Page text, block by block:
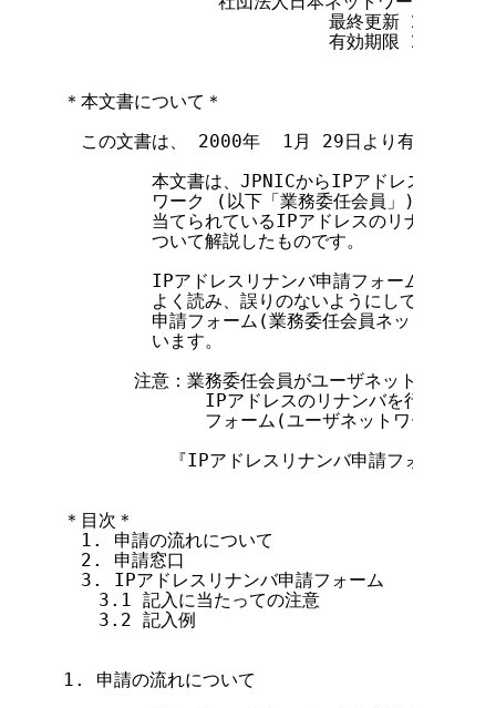
最終更新 2000年
有効期限 2000年
＊本文書について＊
この文書は、 2000年  1月 29日より有効となり
本文書は、JPNICからIPアドレス割り当て
ワーク (以下「業務委任会員」) が、自
当てられているIPアドレスのリナンバを行
        ついて解説したものです。
IPアドレスリナンバ申請フォームの記入に
よく読み、誤りのないようにしてください
申請フォーム(業務委任会員ネットワーク
        います。
注意：業務委任会員がユーザネットワークに対
　　　IPアドレスのリナンバを行うとき
　　　フォーム(ユーザネットワーク用)を
　『IPアドレスリナンバ申請フォーム(ユ
＊目次＊
1. 申請の流れについて
2. 申請窓口
3. IPアドレスリナンバ申請フォーム
3.1 記入に当たっての注意
3.2 記入例
1. 申請の流れについて